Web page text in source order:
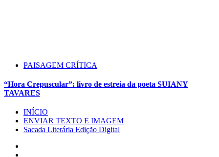
PAISAGEM CRÍTICA
“Hora Crepuscular”: livro de estreia da poeta SUIANY
TAVARES
INÍCIO
ENVIAR TEXTO E IMAGEM
Sacada Literária Edição Digital